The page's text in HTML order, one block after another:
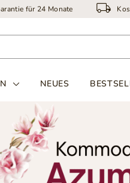
für 24 Monate
NEUES